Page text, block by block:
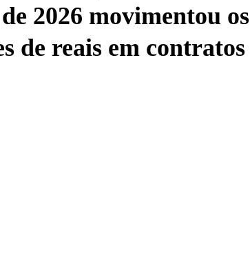
2026 movimentou os
de reais em contratos